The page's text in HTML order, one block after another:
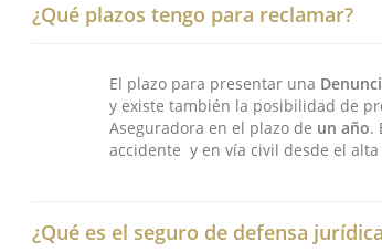
¿Qué plazos tengo para reclamar?
El plazo para presentar una
y existe también la posibilidad de
Aseguradora en el plazo de un año.
accidente y en vía civil desde el alta
¿Qué es el seguro de defensa